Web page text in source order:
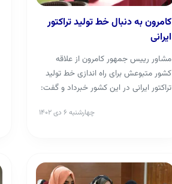
کامرون به دنبال خط تولید تراکتور
ایرانی
مشاور رییس جمهور کامرون از علاقه
کشور متبوعش برای راه اندازی خط تولید
تراکتور ایرانی در این کشور خبرداد و گفت:
چهارشنبه ۶ دی ۱۴۰۲